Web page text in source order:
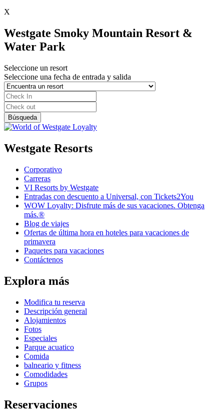
X
Westgate Smoky Mountain Resort &
Water Park
Seleccione un resort
Seleccione una fecha de entrada y salida
Westgate Resorts
Corporativo
Carreras
VI Resorts by Westgate
Entradas con descuento a Universal, con Tickets2You
WOW Loyalty: Disfrute más de sus vacaciones. Obtenga
más.®
Blog de viajes
Ofertas de última hora en hoteles para vacaciones de
primavera
Paquetes para vacaciones
Contáctenos
Explora más
Modifica tu reserva
Descripción general
Alojamientos
Fotos
Especiales
Parque acuatico
Comida
balneario y fitness
Comodidades
Grupos
Reservaciones